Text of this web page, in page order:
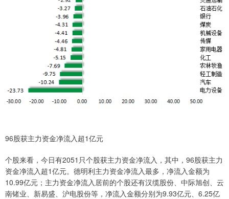
96股获主力资金净流入超1亿元
个股来看，今日有2051只个股获主力资金净流入，其中，96股获主力
资金净流入超1亿元。德明利主力资金净流入最多，净流入金额为
10.99亿元；主力资金净流入居前的个股还有汉缆股份、中际旭创、云
南锗业、新易盛、沪电股份等，净流入金额分别为9.93亿元、6.25亿